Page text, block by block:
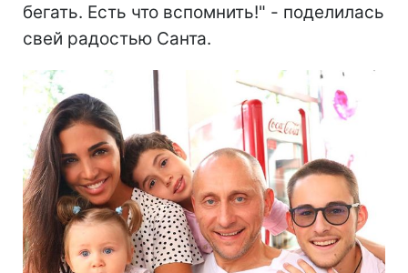
бегать. Есть что вспомнить!" - поделилась
свей радостью Санта.